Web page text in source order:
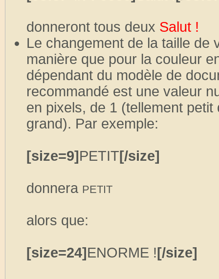
donneront tous deux Salut !
Le changement de la taille de
manière que pour la couleur
dépendant du modèle de
recommandé est une valeur
en pixels, de 1 (tellement
grand). Par exemple:
[size=9]PETIT[/size]
donnera PETIT
alors que:
[size=24]ENORME ![/size]